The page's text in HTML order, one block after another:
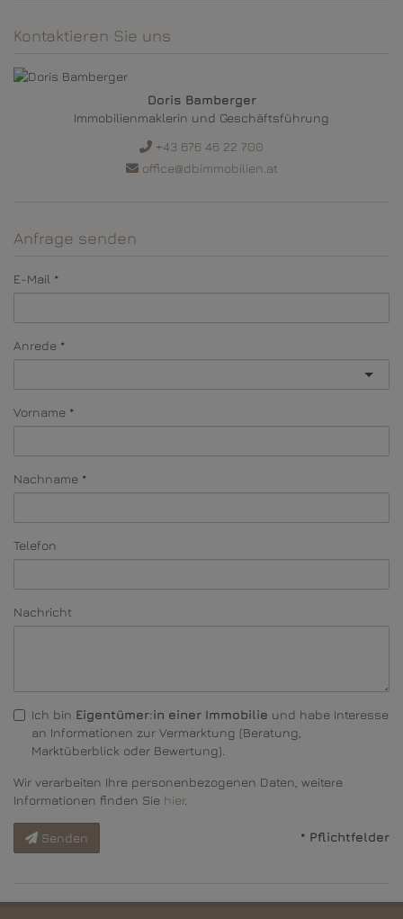
Kontaktieren Sie uns
Doris Bamberger
Immobilienmaklerin und Geschäftsführung
+43 676 46 22 700
office@dbimmobilien.at
Anfrage senden
E-Mail
Anrede
Vorname
Nachname
Telefon
Nachricht
Ich bin Eigentümer:in einer Immobilie und habe Interesse
an Informationen zur Vermarktung (Beratung,
Marktüberblick oder Bewertung).
Wir verarbeiten Ihre personenbezogenen Daten, weitere
Informationen finden Sie hier.
Senden * Pflichtfelder